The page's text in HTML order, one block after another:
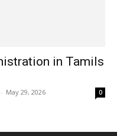
in Tamils
- May 29, 2026 0